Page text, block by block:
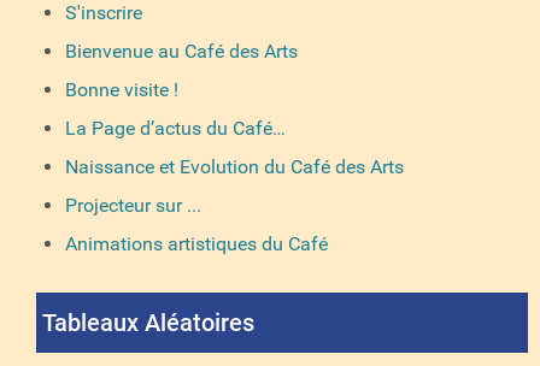
S'inscrire
Bienvenue au Café des Arts
Bonne visite !
La Page d’actus du Café…
Naissance et Evolution du Café des Arts
Projecteur sur ...
Animations artistiques du Café
Tableaux Aléatoires